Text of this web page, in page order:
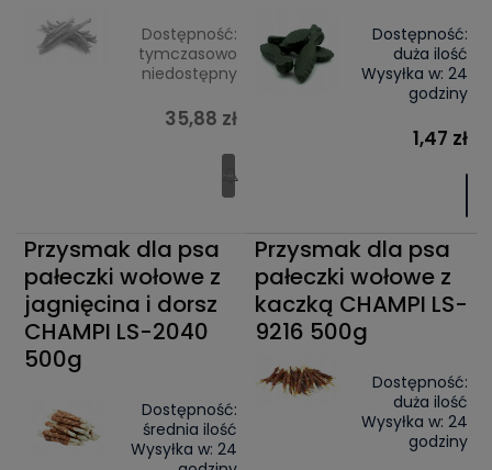
Dostępność:
tymczasowo
niedostępny
35,88 zł
Dostępność:
duża ilość
Wysyłka w: 24
godziny
1,47 zł
Przysmak dla psa
pałeczki wołowe z
jagnięcina i dorsz
CHAMPI LS-2040
500g
Dostępność:
średnia ilość
Wysyłka w: 24
Przysmak dla psa
pałeczki wołowe z
kaczką CHAMPI LS-
9216 500g
Dostępność:
duża ilość
Wysyłka w: 24
godziny